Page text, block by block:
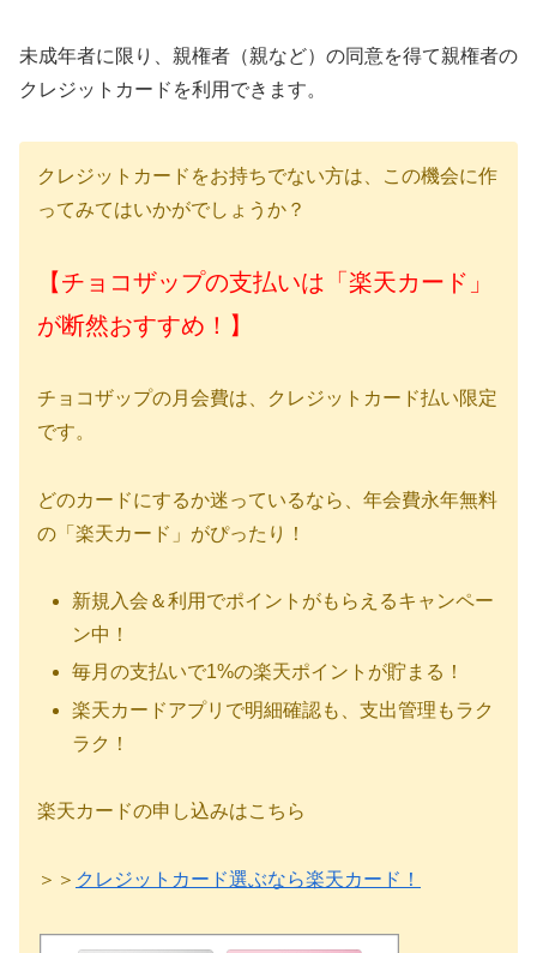
未成年者に限り、親権者（親など）の同意を得て親権者の
クレジットカードを利用できます。
クレジットカードをお持ちでない方は、この機会に作
ってみてはいかがでしょうか？
【チョコザップの支払いは「楽天カード」
が断然おすすめ！】
チョコザップの月会費は、クレジットカード払い限定
です。
どのカードにするか迷っているなら、年会費永年無料
の「楽天カード」がぴったり！
新規入会＆利用でポイントがもらえるキャンペー
ン中！
毎月の支払いで1%の楽天ポイントが貯まる！
楽天カードアプリで明細確認も、支出管理もラク
ラク！
楽天カードの申し込みはこちら
＞＞ クレジットカード選ぶなら楽天カード！